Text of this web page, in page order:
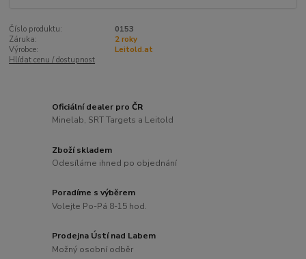
Číslo produktu:
0153
Záruka:
2 roky
Výrobce:
Leitold.at
Hlídat cenu / dostupnost
Oficiální dealer pro ČR
Minelab, SRT Targets a Leitold
Zboží skladem
Odesíláme ihned po objednání
Poradíme s výběrem
Volejte Po-Pá 8-15 hod.
Prodejna Ústí nad Labem
Možný osobní odběr